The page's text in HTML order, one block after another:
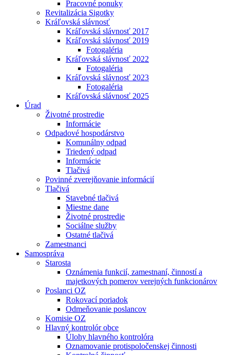
Pracovné ponuky
Revitalizácia Sigotky
Kráľovská slávnosť
Kráľovská slávnosť 2017
Kráľovská slávnosť 2019
Fotogaléria
Kráľovská slávnosť 2022
Fotogaléria
Kráľovská slávnosť 2023
Fotogaléria
Kráľovská slávnosť 2025
Úrad
Životné prostredie
Informácie
Odpadové hospodárstvo
Komunálny odpad
Triedený odpad
Informácie
Tlačivá
Povinné zverejňovanie informácií
Tlačivá
Stavebné tlačivá
Miestne dane
Životné prostredie
Sociálne služby
Ostatné tlačivá
Zamestnanci
Samospráva
Starosta
Oznámenia funkcií, zamestnaní, činností a
majetkových pomerov verejných funkcionárov
Poslanci OZ
Rokovací poriadok
Odmeňovanie poslancov
Komisie OZ
Hlavný kontrolór obce
Úlohy hlavného kontrolóra
Oznamovanie protispoločenskej činnosti